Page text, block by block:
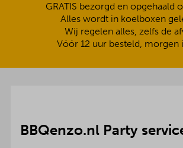
GRATIS bezorgd en opgehaald
Alles wordt in koelboxen
Wij regelen alles, zelfs de
Vóór 12 uur besteld, morgen
BBQenzo.nl Party